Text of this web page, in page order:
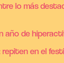
lo más
año de
repiten en el